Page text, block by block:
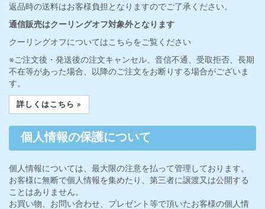
返品時の送料はお客様負担となりますのでご了承ください。
通信販売はクーリングオフ対象外となります
クーリングオフについてはこちらをご覧ください
※ご注文後・発送後の注文キャンセル、音信不通、受取拒否、長期
不在等があった場合、以降のご注文をお断りする場合がございま
す。
詳しくはこちら »
個人情報の保護について
個人情報については、最大限の注意を払って管理しております。
お客様に無断で個人情報を集めたり、第三者に譲渡又は公開する
ことはありません。
お買い物、お問い合わせ、プレゼント等で頂いたお客様の個人情